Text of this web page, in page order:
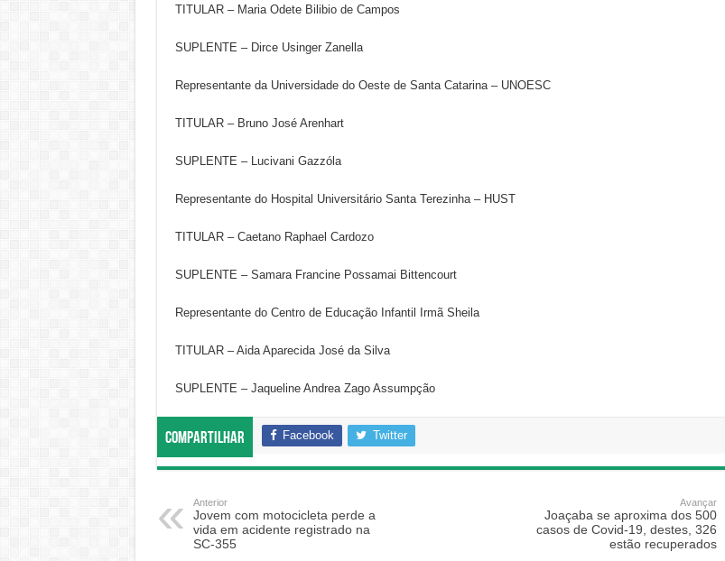
TITULAR – Maria Odete Bilibio de Campos
SUPLENTE – Dirce Usinger Zanella
Representante da Universidade do Oeste de Santa Catarina – UNOESC
TITULAR – Bruno José Arenhart
SUPLENTE – Lucivani Gazzóla
Representante do Hospital Universitário Santa Terezinha – HUST
TITULAR – Caetano Raphael Cardozo
SUPLENTE – Samara Francine Possamai Bittencourt
Representante do Centro de Educação Infantil Irmã Sheila
TITULAR – Aida Aparecida José da Silva
SUPLENTE – Jaqueline Andrea Zago Assumpção
Compartilhar Facebook Twitter
Anterior
Jovem com motocicleta perde a
vida em acidente registrado na
SC-355
Avançar
Joaçaba se aproxima dos 500
casos de Covid-19, destes, 326
estão recuperados